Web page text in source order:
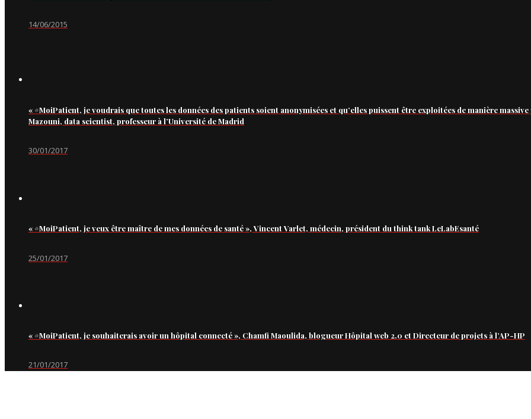
14/06/2015
« #MoiPatient, je voudrais que toutes les données des patients soient anonymisées et qu’elles puissent être exploitées de manière
Mazouni, data scientist, professeur à l’Université de Madrid
30/01/2017
« #MoiPatient, je veux être maître de mes données de santé », Vincent Varlet, médecin, président du think tank LeLabEsanté
25/01/2017
« #MoiPatient, je souhaiterais avoir un hôpital connecté », Chamfi Maoulida, blogueur Hôpital web 2.0 et Directeur de projets à l’AP-HP
21/01/2017